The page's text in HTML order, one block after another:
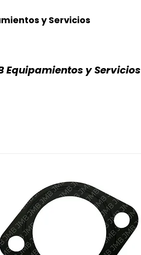
y Servicios
Equipamientos y Servicios